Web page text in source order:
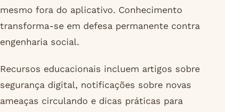
mesmo fora do aplicativo. Conhecimento
transforma-se em defesa permanente contra
engenharia social.
Recursos educacionais incluem artigos sobre
segurança digital, notificações sobre novas
ameaças circulando e dicas práticas para